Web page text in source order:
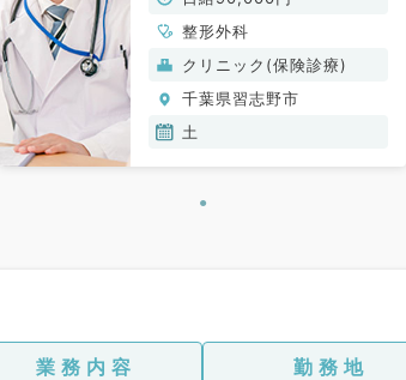
す◎（整形外科／非常勤）
整形外科
クリニック(保険診療)
千葉県習志野市
土
業務内容 勤務地